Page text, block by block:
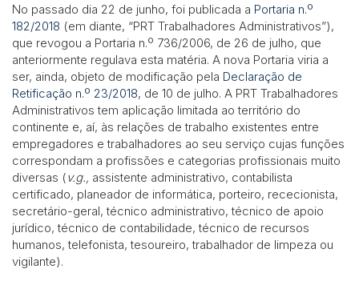
No passado dia 22 de junho, foi publicada a Portaria n.º
182/2018 (em diante, “PRT Trabalhadores Administrativos”),
que revogou a Portaria n.º 736/2006, de 26 de julho, que
anteriormente regulava esta matéria. A nova Portaria viria a
ser, ainda, objeto de modificação pela Declaração de
Retificação n.º 23/2018, de 10 de julho. A PRT Trabalhadores
Administrativos tem aplicação limitada ao território do
continente e, aí, às relações de trabalho existentes entre
empregadores e trabalhadores ao seu serviço cujas funções
correspondam a profissões e categorias profissionais muito
diversas (v.g., assistente administrativo, contabilista
certificado, planeador de informática, porteiro, rececionista,
secretário-geral, técnico administrativo, técnico de apoio
jurídico, técnico de contabilidade, técnico de recursos
humanos, telefonista, tesoureiro, trabalhador de limpeza ou
vigilante).